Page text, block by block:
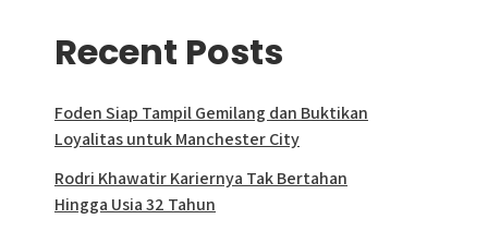
Recent Posts
Foden Siap Tampil Gemilang dan Buktikan
Loyalitas untuk Manchester City
Rodri Khawatir Kariernya Tak Bertahan
Hingga Usia 32 Tahun